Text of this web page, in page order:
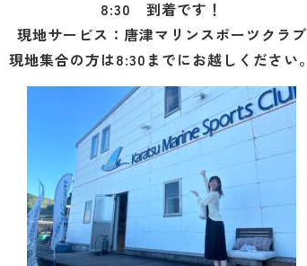
8:30 到着です！
現地サービス：唐津マリンスポーツクラブ
現地集合の方は8:30までにお越しください。